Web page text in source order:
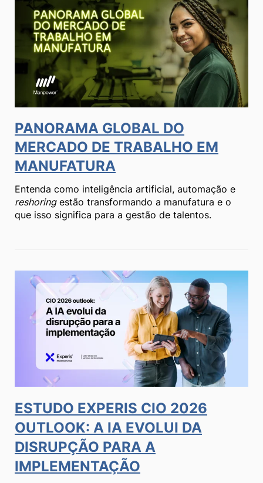
PANORAMA GLOBAL DO
MERCADO DE TRABALHO EM
MANUFATURA
Entenda como inteligência artificial, automação e
reshoringestão transformando a manufatura e o
que isso significa para a gestão de talentos.
ESTUDO EXPERIS CIO 2026
OUTLOOK: A IA EVOLUI DA
DISRUPÇÃO PARA A
IMPLEMENTAÇÃO